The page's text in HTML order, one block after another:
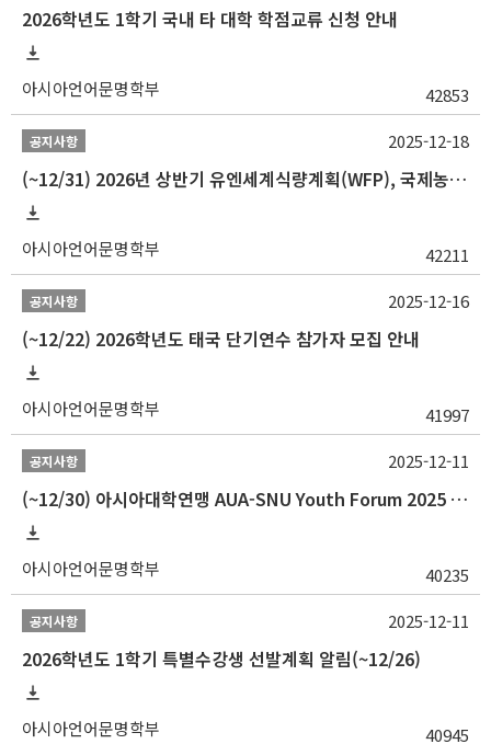
2026학년도 1학기 국내 타 대학 학점교류 신청 안내
아시아언어문명학부 42853
공지사항
(~12/31) 2026년 상반기 유엔세계식량계획(WFP), 국제농업개발기금(IFAD) 및 유엔아동기금(UNICEF) 인턴십 프로그램 참가자 모집
아시아언어문명학부 42211
2025-12-18
공지사항
(~12/22) 2026학년도 태국 단기연수 참가자 모집 안내
아시아언어문명학부 41997
2025-12-16
공지사항
(~12/30) 아시아대학연맹 AUA-SNU Youth Forum 2025 참가자 선발 안내
아시아언어문명학부 40235
2025-12-11
공지사항
2026학년도 1학기 특별수강생 선발계획 알림(~12/26)
아시아언어문명학부 40945
2025-12-11